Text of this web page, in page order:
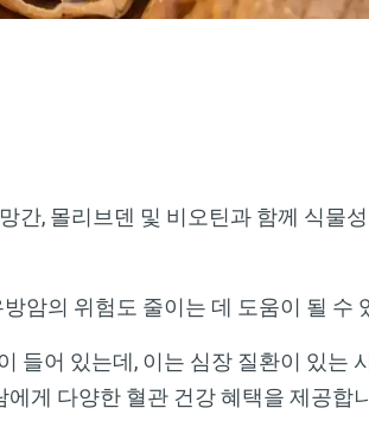
간, 몰리브덴 및 비오틴과 함께 식물
암의 위험도 줄이는 데 도움이 될 수
들어 있는데, 이는 심장 질환이 있는
게 다양한 혈관 건강 혜택을 제공합